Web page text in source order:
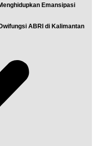
Emansipasi
ABRI di Kalimantan